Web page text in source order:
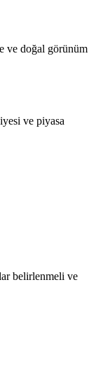
ve doğal görünüm
ve piyasa
belirlenmeli ve